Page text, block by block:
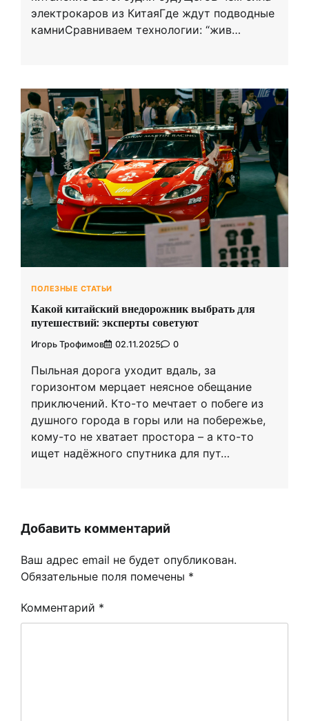
электрокаров из КитаяГде ждут подводные
камниСравниваем технологии: “жив…
ПОЛЕЗНЫЕ СТАТЬИ
Какой китайский внедорожник выбрать для
путешествий: эксперты советуют
Игорь Трофимов 02.11.2025 0
Пыльная дорога уходит вдаль, за
горизонтом мерцает неясное обещание
приключений. Кто-то мечтает о побеге из
душного города в горы или на побережье,
кому-то не хватает простора – а кто-то
ищет надёжного спутника для пут…
Добавить комментарий
Ваш адрес email не будет опубликован.
Обязательные поля помечены *
Комментарий *